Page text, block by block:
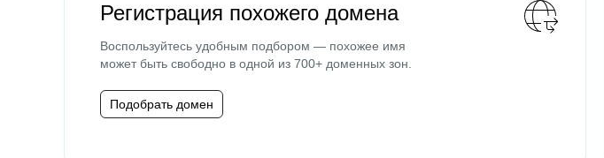
Регистрация похожего домена
Воспользуйтесь удобным подбором — похожее имя
может быть свободно в одной из 700+ доменных зон.
Подобрать домен